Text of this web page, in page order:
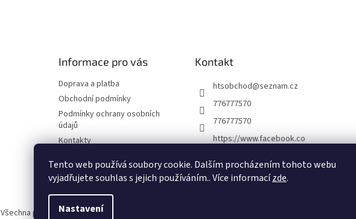
Tento web používá soubory cookie. Dalším procházením tohoto webu
vyjadřujete souhlas s jejich používáním.. Více informacízde.
Nastavení
Informace pro vás
Doprava a platba
Obchodní podmínky
Podmínky ochrany osobních
údajů
Kontakty
Kontakt
htsobchod@seznam.cz
776777570
776777570
https://www.facebook.co
ck%C3%A1-22921462467
7338
práva vyhrazena.